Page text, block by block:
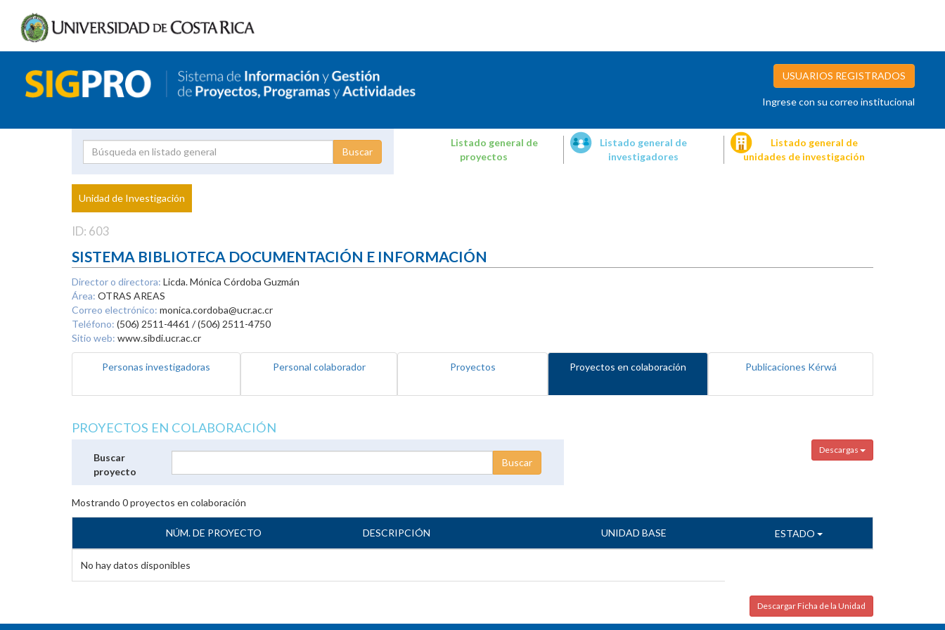
USUARIOS REGISTRADOS
Ingrese con su correo institucional
Proyecto
Investigador
Listado general de
proyectos
Listado general de
investigadores
Listado general de
unidades de investigación
Unidad de Investigación
ID: 603
SISTEMA BIBLIOTECA DOCUMENTACIÓN E INFORMACIÓN
Director o directora: Licda. Mónica Córdoba Guzmán
Área: OTRAS AREAS
Correo electrónico: monica.cordoba@ucr.ac.cr
Teléfono: (506) 2511-4461 / (506) 2511-4750
Sitio web: www.sibdi.ucr.ac.cr
Personas investigadoras Personal colaborador Proyectos Proyectos en colaboración Publicaciones Kérwá
PROYECTOS EN COLABORACIÓN
Descargas
Buscar
proyecto
Mostrando 0proyectos en colaboración
NÚM. DE PROYECTO DESCRIPCIÓN UNIDAD BASE ESTADO
No hay datos disponibles
Descargar Ficha de la Unidad